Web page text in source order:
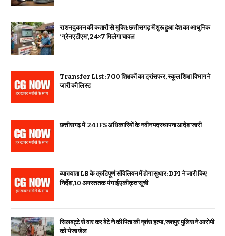
राशन दुकान की कतारों से मुक्ति: छत्तीसगढ़ में शुरू हुआ देश का आधुनिक
‘ग्रेन एटीएम’, 24×7 मिलेगा चावल
Transfer List :700 शिक्षकों का ट्रांसफर, स्कूल शिक्षा विभाग ने
जारी की लिस्ट
छत्तीसगढ़ में 24 IFS अधिकारियों के नवीन पदस्थापना आदेश जारी
व्याख्याता LB के त्रुटिपूर्ण संविलियन में होगा सुधार: DPI ने जारी किए
निर्देश, 10 अगस्त तक मंगाई एकीकृत सूची
सिलबट्टे से वार कर बेटे ने की पिता की नृशंस हत्या, जशपुर पुलिस ने आरोपी
को भेजा जेल